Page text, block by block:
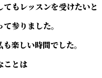
もレッスンを受けたいと
参りました。
楽しい時間でした。
ことは